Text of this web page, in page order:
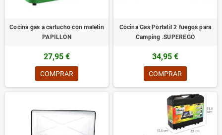
Cocina gas a cartucho con maletin
PAPILLON
27,95 €
COMPRAR
Cocina Gas Portatil 2 fuegos para
Camping .SUPEREGO
34,95 €
COMPRAR